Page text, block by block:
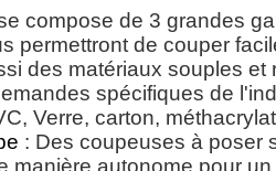
compose de 3 grandes
permettront de couper
des matériaux souples et
spécifiques de
Verre, carton,
: Des coupeuses à poser
manière autonome pour